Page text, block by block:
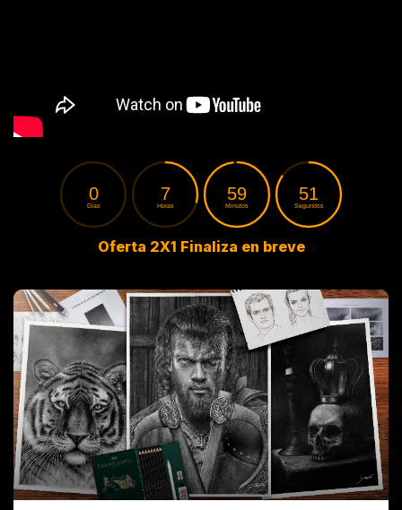
Oferta 2X1 Finaliza en breve